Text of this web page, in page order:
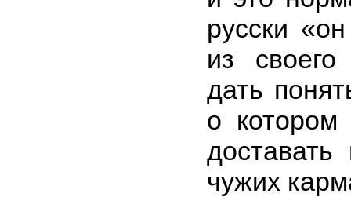
русски
из
дать
о котором
чужих